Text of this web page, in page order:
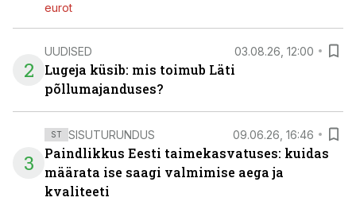
eurot
2
UUDISED 03.08.26, 12:00
Lugeja küsib: mis toimub Läti
põllumajanduses?
3
ST SISUTURUNDUS 09.06.26, 16:46
Paindlikkus Eesti taimekasvatuses: kuidas
määrata ise saagi valmimise aega ja
kvaliteeti